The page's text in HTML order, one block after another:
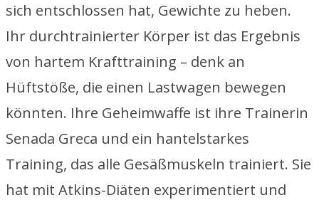
sich entschlossen hat, Gewichte zu heben.
Ihr durchtrainierter Körper ist das Ergebnis
von hartem Krafttraining – denk an
Hüftstöße, die einen Lastwagen bewegen
könnten. Ihre Geheimwaffe ist ihre Trainerin
Senada Greca und ein hantelstarkes
Training, das alle Gesäßmuskeln trainiert. Sie
hat mit Atkins-Diäten experimentiert und